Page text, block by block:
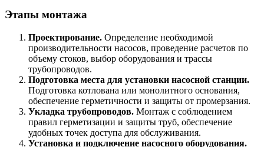
Этапы монтажа
Проектирование. Определение необходимой
производительности насосов, проведение расчетов по
объему стоков, выбор оборудования и трассы
трубопроводов.
Подготовка места для установки насосной станции.
Подготовка котлована или монолитного основания,
обеспечение герметичности и защиты от промерзания.
Укладка трубопроводов. Монтаж с соблюдением
правил герметизации и защиты труб, обеспечение
удобных точек доступа для обслуживания.
Установка и подключение насосного оборудования.